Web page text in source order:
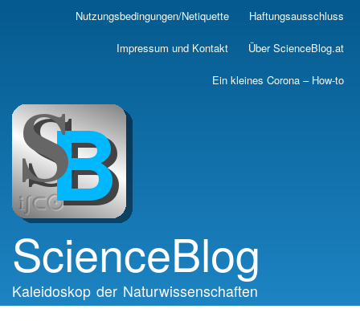
Skip
main
Nutzungsbedingungen/Netiquette Haftungsausschluss
Impressum und Kontakt Über ScienceBlog.at
Ein kleines Corona – How-to
ScienceBlog
Kaleidoskop der Naturwissenschaften